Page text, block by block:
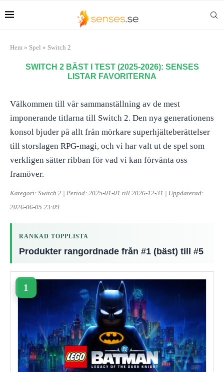
Hem » Spel » Switch 2
SWITCH 2 BÄST I TEST (2025-2026): SENSES
LISTAR FAVORITERNA
Välkommen till vår sammanställning av de mest
imponerande titlarna till Switch 2. Den nya generationens
konsol bjuder på allt från mörkare superhjälteberättelser
till storslagen RPG-magi, och vi har valt ut de spel som
verkligen sätter ribban för vad vi kan förvänta oss
framöver.
Kategori: Switch 2 | Period: 2025-01-01 till 2026-12-31 | Uppdaterad:
2026-06-05 23:09
RANKAD TOPPLISTA
Produkter rangordnade från #1 (bäst) till #5